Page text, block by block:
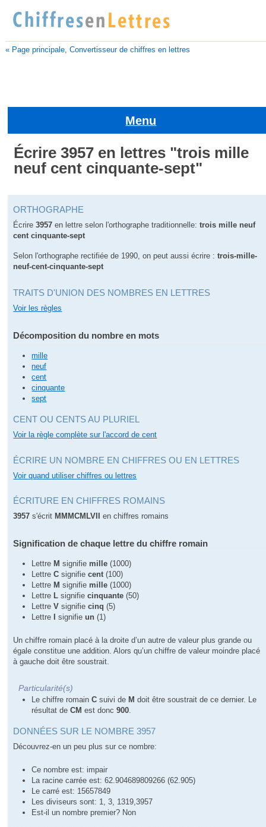
« Page principale, Convertisseur de chiffres en lettres
Menu
Écrire 3957 en lettres "trois mille
neuf cent cinquante-sept"
ORTHOGRAPHE
Écrire3957 en lettre selon l'orthographe traditionnelle:trois mille neuf
cent cinquante-sept
Selon l'orthographe rectifiée de 1990, on peut aussi écrire :trois-mille-
neuf-cent-cinquante-sept
TRAITS D'UNION DES NOMBRES EN LETTRES
Voir les règles
Décomposition du nombre en mots
mille
neuf
cent
cinquante
sept
CENT OU CENTS AU PLURIEL
Voir la règle complète sur l'accord de cent
ÉCRIRE UN NOMBRE EN CHIFFRES OU EN LETTRES
Voir quand utiliser chiffres ou lettres
ÉCRITURE EN CHIFFRES ROMAINS
3957 s'écrit MMMCMLVII en chiffres romains
Signification de chaque lettre du chiffre romain
Lettre M signifie mille (1000)
LettreC signifiecent(100)
Lettre M signifie mille (1000)
Lettre L signifiecinquante (50)
LettreV signifiecinq (5)
Lettre
signifieun (1)
Un chiffre romain placé à la droite d’un autre de valeur plus grande ou
égale constitue une addition. Alors qu’un chiffre de valeur moindre placé
à gauche doit être soustrait.
Particularité(s)
Le chiffre romainC suivi de M doit être soustrait de ce dernier. Le
résultat deCM est donc900
DONNÉES SUR LE NOMBRE 3957
Découvrez-en un peu plus sur ce nombre:
Ce nombre est: impair
La racine carrée est: 62.904689809266 (62.905)
Le carré est: 15657849
Les diviseurs sont: 1, 3, 1319,3957
Est-il un nombre premier? Non